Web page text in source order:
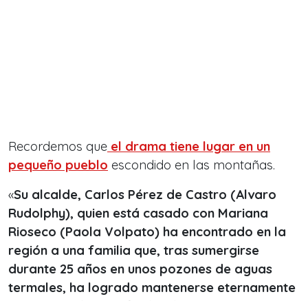
Recordemos que el drama tiene lugar en un
pequeño pueblo escondido en las montañas.
«Su alcalde, Carlos Pérez de Castro (Alvaro
Rudolphy), quien está casado con Mariana
Rioseco (Paola Volpato) ha encontrado en la
región a una familia que, tras sumergirse
durante 25 años en unos pozones de aguas
termales, ha logrado mantenerse eternamente